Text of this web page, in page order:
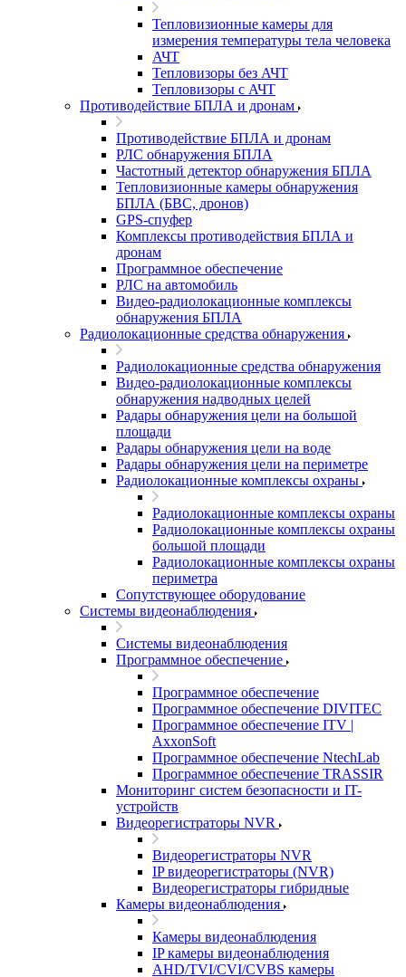
Тепловизионные камеры для
измерения температуры тела человека
АЧТ
Тепловизоры без АЧТ
Тепловизоры с АЧТ
Противодействие БПЛА и дронам
Противодействие БПЛА и дронам
РЛС обнаружения БПЛА
Частотный детектор обнаружения БПЛА
Тепловизионные камеры обнаружения
БПЛА (БВС, дронов)
GPS-спуфер
Комплексы противодействия БПЛА и
дронам
Программное обеспечение
РЛС на автомобиль
Видео-радиолокационные комплексы
обнаружения БПЛА
Радиолокационные средства обнаружения
Радиолокационные средства обнаружения
Видео-радиолокационные комплексы
обнаружения надводных целей
Радары обнаружения цели на большой
площади
Радары обнаружения цели на воде
Радары обнаружения цели на периметре
Радиолокационные комплексы охраны
Радиолокационные комплексы охраны
Радиолокационные комплексы охраны
большой площади
Радиолокационные комплексы охраны
периметра
Сопутствующее оборудование
Системы видеонаблюдения
Системы видеонаблюдения
Программное обеспечение
Программное обеспечение
Программное обеспечение DIVITEC
Программное обеспечение ITV |
AxxonSoft
Программное обеспечение NtechLab
Программное обеспечение TRASSIR
Мониторинг систем безопасности и IT-
устройств
Видеорегистраторы NVR
Видеорегистраторы NVR
IP видеорегистраторы (NVR)
Видеорегистраторы гибридные
Камеры видеонаблюдения
Камеры видеонаблюдения
IP камеры видеонаблюдения
AHD/TVI/CVI/CVBS камеры